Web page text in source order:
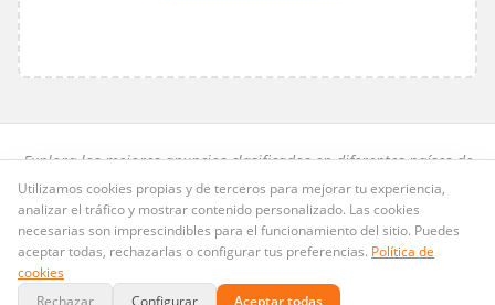
Explora los mejores anuncios clasificados en diferentes países de
habla hispana.
Preguntas frecuentes·Privacidad·Términos·Cookies
Publicid.ad· Dominio LLC · Copyright ©2026. Todos los derechos
@Publicid_ad
Pagos seguros con
Utilizamos cookies propias y de terceros para mejorar tu experiencia,
analizar el tráfico y mostrar contenido personalizado. Las cookies
necesarias son imprescindibles para el funcionamiento del sitio. Puedes
aceptar todas, rechazarlas o configurar tus preferencias. Política de
cookies
Rechazar
Configurar Aceptar todas